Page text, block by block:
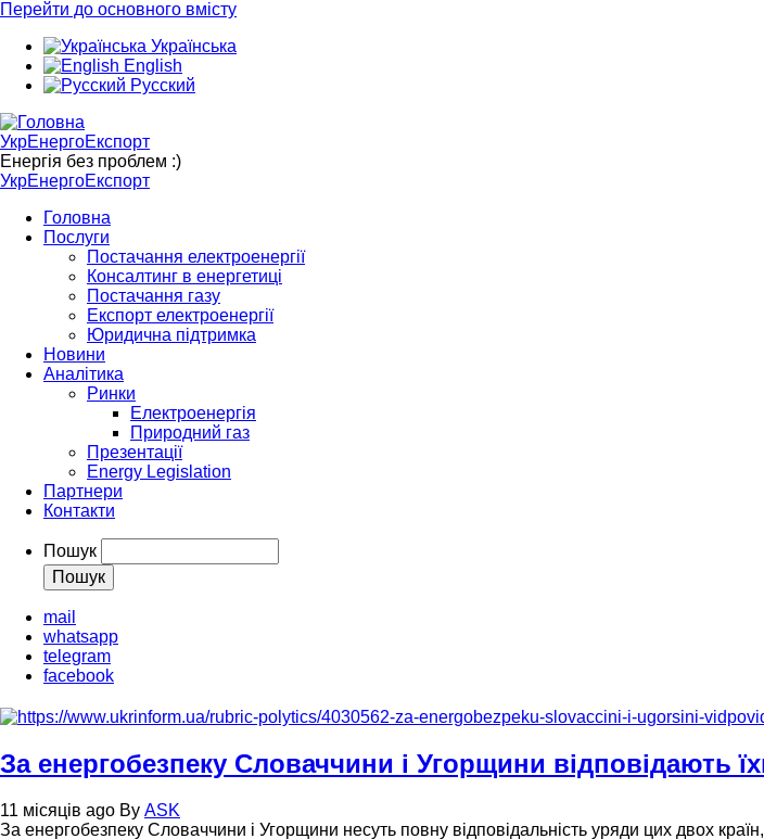
Перейти до основного вмісту
Українська
English
Русский
УкрЕнергоЕкспорт
Енергія без проблем :)
УкрЕнергоЕкспорт
Головна
Послуги
Постачання електроенергії
Консалтинг в енергетиці
Постачання газу
Експорт електроенергії
Юридична підтримка
Новини
Аналітика
Ринки
Електроенергія
Природний газ
Презентації
Energy Legislation
Партнери
Контакти
Пошук
mail
whatsapp
telegram
facebook
За енергобезпеку Словаччини і Угорщини відповідають
11 місяців ago By ASK
За енергобезпеку Словаччини і Угорщини несуть повну відповідальність уряди цих двох